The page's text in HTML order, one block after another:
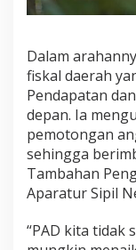
Dalam
fiskal daerah
Pendapatan
depan. Ia
pemotongan
sehingga
Tambahan
Aparatur Sipil
“PAD kita tidak